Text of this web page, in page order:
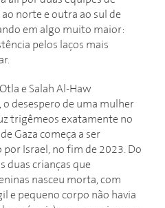
norte e outra ao sul de
em algo muito maior:
pelos laços mais
e Salah Al-Haw
desespero de uma mulher
trigêmeos exatamente no
Gaza começa a ser
Israel, no fim de 2023. Do
duas crianças que
nasceu morta, com
e pequeno corpo não havia